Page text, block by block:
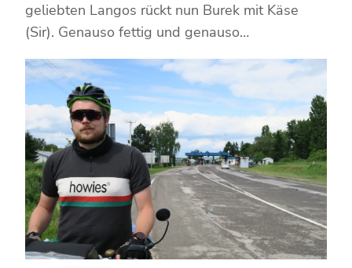
geliebten Langos rückt nun Burek mit Käse
(Sir). Genauso fettig und genauso…